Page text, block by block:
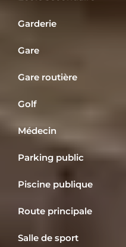
Garderie
Gare
Gare routière
Golf
Médecin
Parking public
Piscine publique
Route principale
Salle de sport